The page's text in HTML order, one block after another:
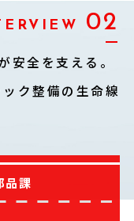
02
安全を支える。
ク整備の生命線
品課